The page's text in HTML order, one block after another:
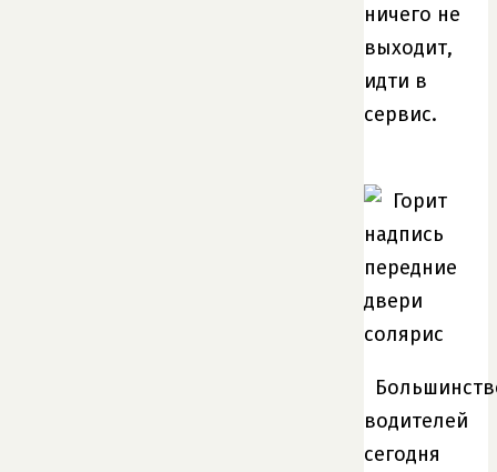
ничего не
выходит,
идти в
сервис.
водителей
сегодня